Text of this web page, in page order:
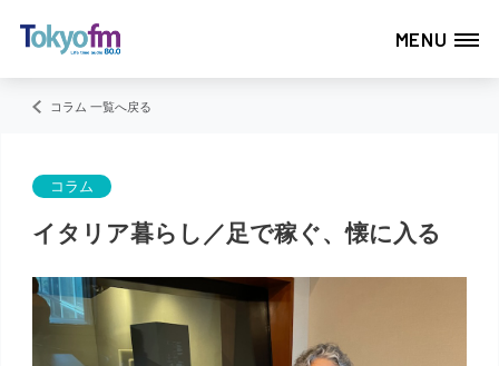
MENU
コラム 一覧へ戻る
コラム
イタリア暮らし／足で稼ぐ、懐に入る